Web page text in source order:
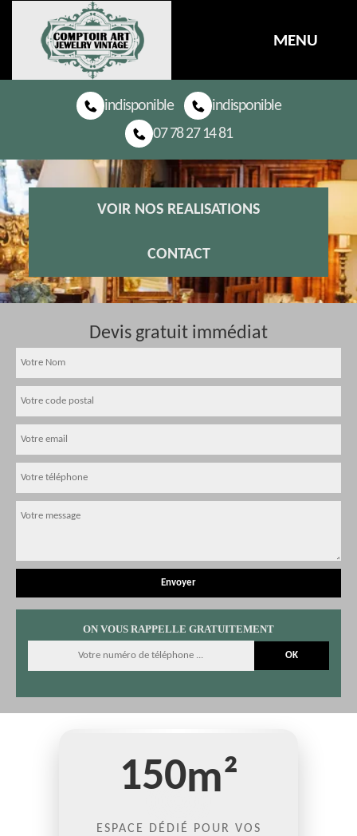
MENU
indisponible
indisponible
07 78 27 14 81
VOIR NOS REALISATIONS
CONTACT
Devis gratuit immédiat
ON VOUS RAPPELLE GRATUITEMENT
150m²
ESPACE DÉDIÉ POUR VOS